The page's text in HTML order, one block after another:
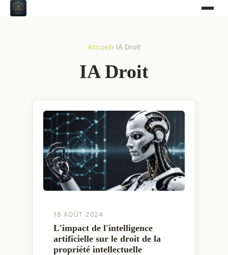
Accueil› IA Droit
IA Droit
18 AOÛT 2024
L'impact de l'intelligence
artificielle sur le droit de la
propriété intellectuelle